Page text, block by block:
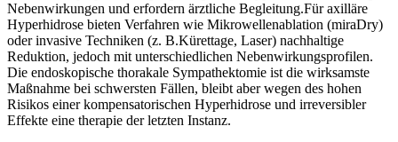
Nebenwirkungen und ⁢erfordern ärztliche Begleitung.Für axilläre
Hyperhidrose bieten Verfahren wie Mikrowellenablation (miraDry)
oder invasive Techniken (z. B.Kürettage, Laser) nachhaltige
Reduktion, jedoch mit unterschiedlichen Nebenwirkungsprofilen.
Die endoskopische thorakale Sympathektomie ‌ist die⁣ wirksamste
Maßnahme bei schwersten Fällen, bleibt aber ‌wegen des hohen
Risikos einer kompensatorischen ‍Hyperhidrose und irreversibler
Effekte eine therapie der letzten Instanz.